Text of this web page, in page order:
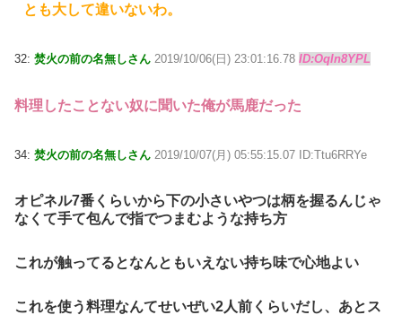
とも大して違いないわ。
32: 焚火の前の名無しさん 2019/10/06(日) 23:01:16.78 ID:OqIn8YPL
料理したことない奴に聞いた俺が馬鹿だった
34: 焚火の前の名無しさん 2019/10/07(月) 05:55:15.07 ID:Ttu6RRYe
オピネル7番くらいから下の小さいやつは柄を握るんじゃ
なくて手て包んで指でつまむような持ち方
これが触ってるとなんともいえない持ち味で心地よい
これを使う料理なんてせいぜい2人前くらいだし、あとス